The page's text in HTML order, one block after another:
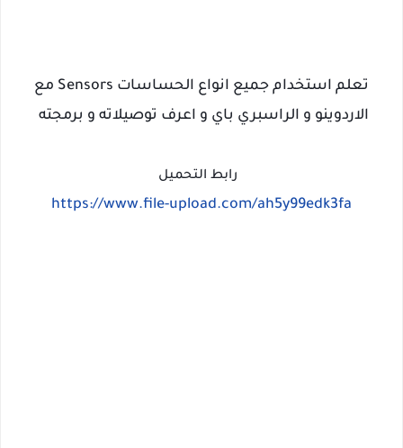
تعلم استخدام جميع انواع الحساسات Sensors مع
الاردوينو و الراسبري باي و اعرف توصيلاته و برمجته
رابط التحميل
https://www.file-upload.com/ah5y99edk3fa